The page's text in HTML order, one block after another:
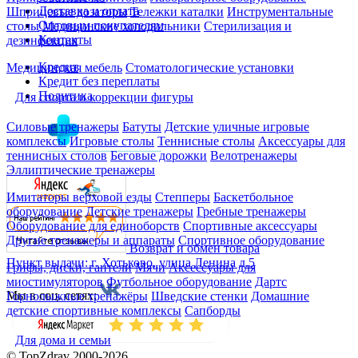
Шприцевые дозаторы Тележки каталки Инструментальные
столы Медицинские холодильники Стерилизация и
дезинфекция
Медицинская мебель Стоматологические установки
Для спорта и коррекции фигуры
Силовые тренажеры Батуты Детские уличные игровые
комплексы Игровые столы Теннисные столы Аксессуары для
теннисных столов Беговые дорожки Велотренажеры
Эллиптические тренажеры
Имитаторы верховой езды Степперы Баскетбольное
оборудование Детские тренажеры Гребные тренажеры
Оборудование для единоборств Спортивные аксессуары
Другие тренажеры и аппараты Спортивное оборудование
Грифы, диски, гантели Мячи Аксессуары для
миостимуляторов Футбольное оборудование Дартс
Горнолыжные тренажёры Шведские стенки Домашние
детские спортивные комплексы Сапборды
Для дома и семьи
Доставка и оплата
Оптовым покупателям
Контакты
Кредит
Кредит без переплаты
Политика
Возврат и обмен товара
Пункт выдачи: г. Хотьково, улица Ленина д.5
Мы в соц. сетях: